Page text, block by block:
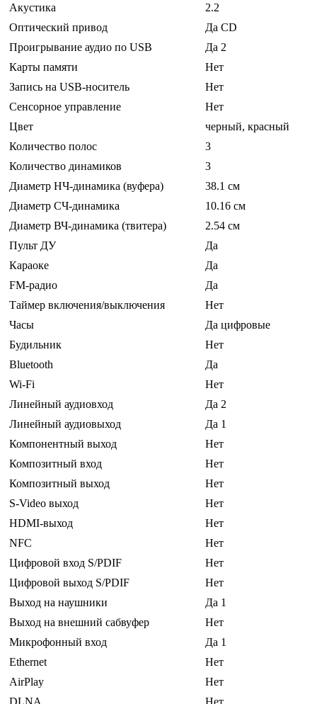
Акустика
2.2
Оптический привод
Да CD
Проигрывание аудио по USB
Да 2
Карты памяти
Нет
Запись на USB-носитель
Нет
Сенсорное управление
Нет
Цвет
черный, красный
Количество полос
3
Количество динамиков
3
Диаметр НЧ-динамика (вуфера)
38.1 см
Диаметр СЧ-динамика
10.16 см
Диаметр ВЧ-динамика (твитера)
2.54 см
Пульт ДУ
Да
Караоке
Да
FM-радио
Да
Таймер включения/выключения
Нет
Часы
Да цифровые
Будильник
Нет
Bluetooth
Да
Wi-Fi
Нет
Линейный аудиовход
Да 2
Линейный аудиовыход
Да 1
Компонентный выход
Нет
Композитный вход
Нет
Композитный выход
Нет
S-Video выход
Нет
HDMI-выход
Нет
NFC
Нет
Цифровой вход S/PDIF
Нет
Цифровой выход S/PDIF
Нет
Выход на наушники
Да 1
Выход на внешний сабвуфер
Нет
Микрофонный вход
Да 1
Ethernet
Нет
AirPlay
Нет